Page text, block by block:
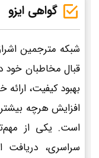
گواهی ایزو
شبکه مترجمین
قبال مخاطبان خود
بهبود کیفیت،
افزایش هرچه
است. یکی از
سراسری، دریافت